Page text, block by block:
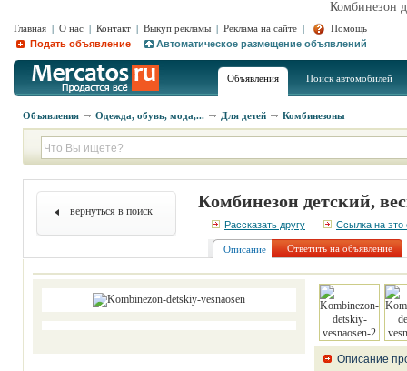
Комбинезон
Главная | О нас | Контакт | Выкуп рекламы | Реклама на сайте |
Помощь
Подать объявление
Автоматическое размещение объявлений
Объявления Поиск автомобилей
Объявления Одежда, обувь, мода,... Для детей Комбинезоны
вернуться в поиск Комбинезон детский,
Рассказать другу Ссылка на это
Описание Ответить на объявление
Описание